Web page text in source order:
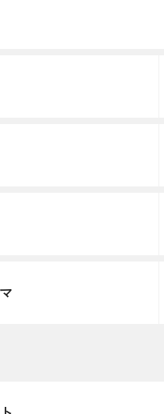
継ぎ支援
人材確保
半島地震関連
度